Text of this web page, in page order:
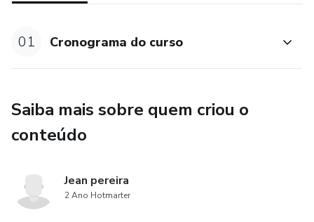
- Premiações para alunos que se destacam.
Nossa missão é estimular o empreendedorismo através da
educação on-line. Acreditamos que qualquer um que se
disponha a aprender e aplicar atingirá grandes resultados!
01 Cronograma do curso
Saiba mais sobre quem criou o
conteúdo
Jean pereira
2 Ano Hotmarter